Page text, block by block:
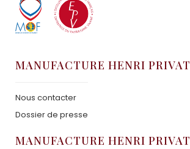
MANUFACTURE HENRI PRIVAT
Nous contacter
Dossier de presse
MANUFACTURE HENRI PRIVAT